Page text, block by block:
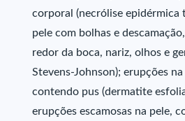
corporal (necrólise epidérmica
pele com bolhas e
redor da boca, nariz, olhos e
Stevens-Johnson); erupções
contendo pus (dermatite
erupções escamosas na pele,